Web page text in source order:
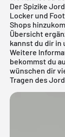
Der Spizike
Locker und
Shops
Übersicht
kannst du dir in
Weitere
bekommst du
wünschen dir
Tragen des